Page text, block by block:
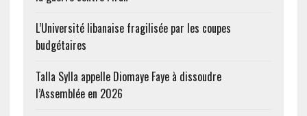
L’Université libanaise fragilisée par les coupes
budgétaires
Talla Sylla appelle Diomaye Faye à dissoudre
l’Assemblée en 2026